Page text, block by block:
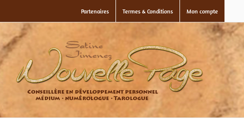
Partenaires Termes & Conditions Mon compte